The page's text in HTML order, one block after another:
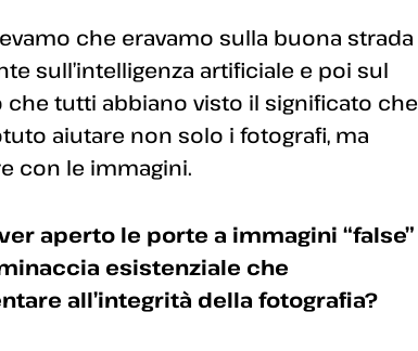
che eravamo sulla buona strada
sull’intelligenza artificiale e poi sul
che tutti abbiano visto il significato che
aiutare non solo i fotografi, ma
con le immagini.
aperto le porte a immagini “false”
esistenziale che
all’integrità della fotografia?